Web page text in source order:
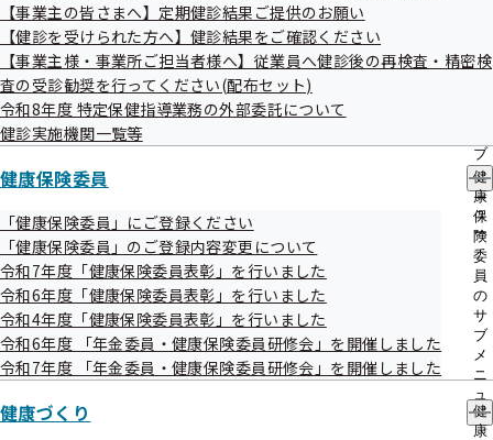
先
一
覧
の
ニ
ご
案
ブ
メ
ニ
ュ
ー
【事業主の皆さまへ】定期健診結果ご提供のお願い
【健診を受けられた方へ】健診結果をご確認ください
【事業主様・事業所ご担当者様へ】従業員へ健診後の再検査・精密検
査の受診勧奨を行ってください(配布セット)
令和8年度 特定保健指導業務の外部委託について
健診実施機関一覧等
健康保険委員
健
康
保
険
委
員
の
サ
ブ
メ
ニ
ュ
ー
「健康保険委員」にご登録ください
「健康保険委員」のご登録内容変更について
令和7年度「健康保険委員表彰」を行いました
令和6年度「健康保険委員表彰」を行いました
令和4年度「健康保険委員表彰」を行いました
令和6年度 「年金委員・健康保険委員研修会」を開催しました
令和7年度 「年金委員・健康保険委員研修会」を開催しました
健康づくり
健
康
特定健診とは
日本人の死亡原因の約6割を占める糖尿病や脂質異常症など
の生活習慣病の予防を目的とした健診です。
40歳以上の
（ご家族）が受けることができ、協会け